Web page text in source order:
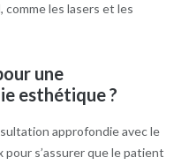
les lasers et les
une
esthétique ?
approfondie avec le
pour s’assurer que le patient